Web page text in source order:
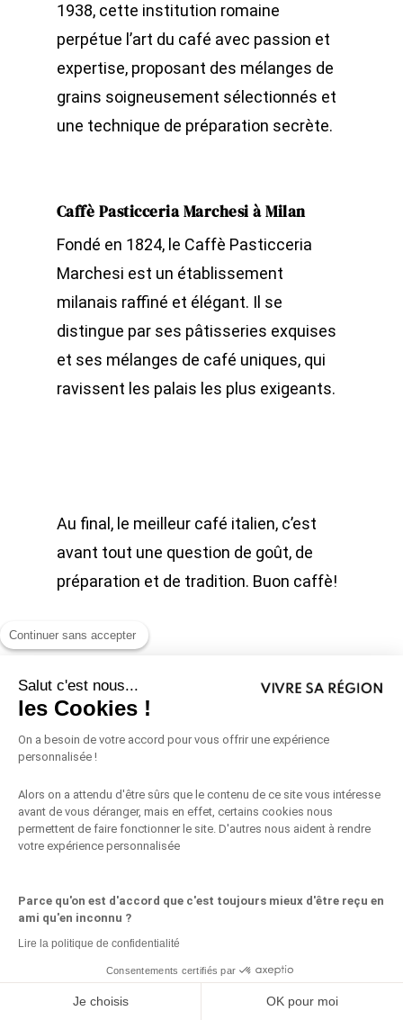
Continuer sans accepter
Salut c'est nous...
les Cookies !
On a besoin de votre accord pour vous offrir une expérience
personnalisée !
Alors on a attendu d'être sûrs que le contenu de ce site vous intéresse
avant de vous déranger, mais en effet, certains cookies nous
permettent de faire fonctionner le site. D'autres nous aident à rendre
votre expérience personnalisée
Parce qu'on est d'accord que c'est toujours mieux d'être reçu en
ami qu'en inconnu ?
Lire la politique de confidentialité
Consentements certifiés par
Je choisis OK pour moi
1938, cette institution romaine
perpétue l’art du café avec passion et
expertise, proposant des mélanges de
grains soigneusement sélectionnés et
une technique de préparation secrète.
Caffè Pasticceria Marchesi à Milan
Fondé en 1824, le Caffè Pasticceria
Marchesi est un établissement
milanais raffiné et élégant. Il se
distingue par ses pâtisseries exquises
et ses mélanges de café uniques, qui
ravissent les palais les plus exigeants.
Au final, le meilleur café italien, c’est
avant tout une question de goût, de
préparation et de tradition. Buon caffè!
Auteur de cet article